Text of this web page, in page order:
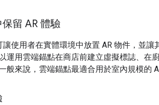
留 AR 體驗
讓使用者在實體環境中放置 AR 物件，並
運用雲端錨點在商店前建立虛擬標誌、在
般來說，雲端錨點最適合用於室內規模的